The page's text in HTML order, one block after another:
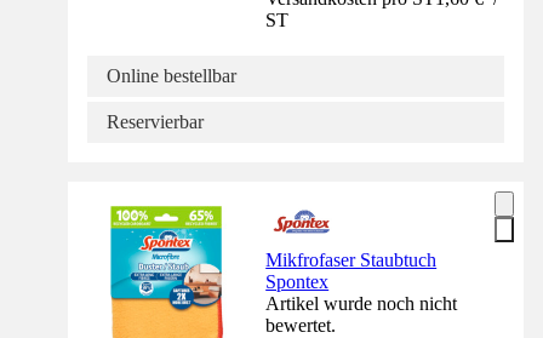
ST
Online bestellbar
Reservierbar
Mikfrofaser Staubtuch
Spontex
Artikel wurde noch nicht
bewertet.